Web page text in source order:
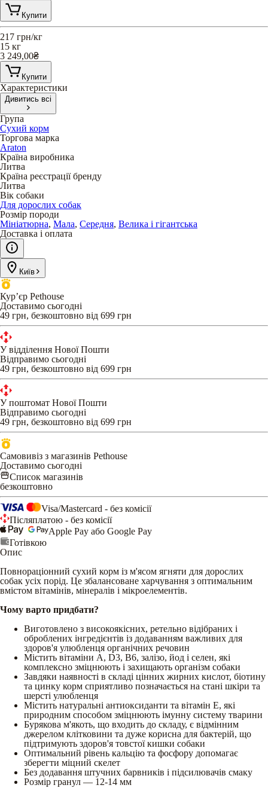
Купити
217 грн/кг
15 кг
3 249,00₴
Купити
Характеристики
Дивитись всі
Група
Сухий корм
Торгова марка
Araton
Країна виробника
Литва
Країна реєстрації бренду
Литва
Вік собаки
Для дорослих собак
Розмір породи
Мініатюрна, Мала, Середня, Велика і гігантська
Доставка і оплата
Київ
Кур’єр Pethouse
Доставимо сьогодні
49 грн, безкоштовно від 699 грн
У відділення Нової Пошти
Відправимо сьогодні
49 грн, безкоштовно від 699 грн
У поштомат Нової Пошти
Відправимо сьогодні
49 грн, безкоштовно від 699 грн
Самовивіз з магазинів Pethouse
Доставимо сьогодні
Список магазинів
безкоштовно
Visa/Mastercard - без комісії
Післяплатою - без комісії
Apple Pay або Google Pay
Готівкою
Опис
Повнораціонний сухий корм із м'ясом ягняти для дорослих
собак усіх порід. Це збалансоване харчування з оптимальним
вмістом вітамінів, мінералів і мікроелементів.
Чому варто придбати?
Виготовлено з високоякісних, ретельно відібраних і
оброблених інгредієнтів із додаванням важливих для
здоров'я улюбленця органічних речовин
Містить вітаміни А, D3, В6, залізо, йод і селен, які
комплексно зміцнюють і захищають організм собаки
Завдяки наявності в складі цінних жирних кислот, біотину
та цинку корм сприятливо позначається на стані шкіри та
шерсті улюбленця
Містить натуральні антиоксиданти та вітамін Е, які
природним способом зміцнюють імунну систему тварини
Бурякова м'якоть, що входить до складу, є відмінним
джерелом клітковини та дуже корисна для бактерій, що
підтримують здоров'я товстої кишки собаки
Оптимальний рівень кальцію та фосфору допомагає
зберегти міцний скелет
Без додавання штучних барвників і підсилювачів смаку
Розмір гранул — 12-14 мм